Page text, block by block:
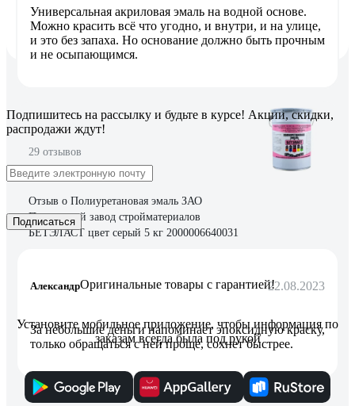
Универсальная акриловая эмаль на водной основе.
Можно красить всё что угодно, и внутри, и на улице,
и это без запаха. Но основание должно быть прочным
и не осыпающимся.
29 отзывов
Отзыв о Полиуретановая эмаль ЗАО
Подольский завод стройматериалов
БЕТЭЛАСТ цвет серый 5 кг 2000006640031
Александр 22.08.2023
За небольшие деньги напоминает эпоксидную краску,
только обращаться с ней проще, сохнет быстрее.
Подпишитесь на рассылку и будьте в курсе! Акции, скидки,
распродажи ждут!
Подписаться
Оригинальные товары с гарантией!
Установите мобильное приложение, чтобы информация по
заказам всегда была под рукой